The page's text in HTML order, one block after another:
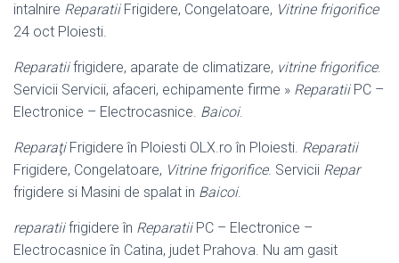
intalnire ReparatiiFrigidere, Congelatoare, Vitrine frigorifice
24 oct Ploiesti.
Reparatiifrigidere, aparate de climatizare, vitrine frigorifice.
Servicii Servicii, afaceri, echipamente firme » ReparatiiPC –
Electronice – Electrocasnice. Baicoi.
ReparaţiFrigidere în Ploiesti OLX.ro în Ploiesti. Reparatii
Frigidere, Congelatoare, Vitrine frigorifice. Servicii Repar
frigidere si Masini de spalat in Baicoi.
reparatiifrigidere în ReparatiiPC – Electronice –
Electrocasnice în Catina, judet Prahova. Nu am gasit